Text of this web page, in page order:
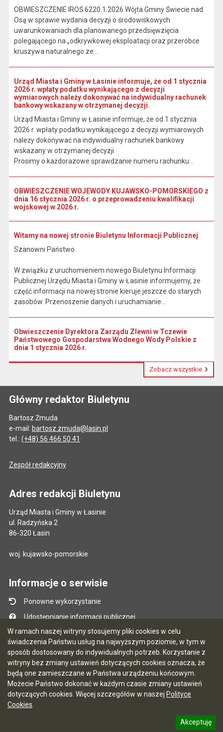
W ramach naszej witryny stosujemy pliki cookies w celu
świadczenia Państwu usług na najwyższym poziomie, w tym w
sposób dostosowany do indywidualnych potrzeb. Korzystanie z
witryny bez zmiany ustawień dotyczących cookies oznacza, że
będą one zamieszczane w Państwa urządzeniu końcowym.
Możecie Państwo dokonać w każdym czasie zmiany ustawień
dotyczących cookies. Więcej szczegółów w naszej Polityce
Cookies
Akceptuję
OBWIESZCZENIE IROŚ.6220.1.2026 Wójta Gminy Świecie nad
Osą w sprawie wydania decyzji o środowiskowych
uwarunkowaniach dla planowanego przedsięwzięcia
polegającego na „odkrywkowej eksploatacji oraz przeróbce
kruszywa naturalnego ze...
Urząd Miasta i Gminy w Łasinie informuje, że od 1 stycznia
2026 r. wpłaty podatku wynikającego z decyzji
wymiarowych należy dokonywać na indywidualny rachunek
bankowy wskazany w otrzymanej decyzji.
Urząd Miasta i Gminy w Łasinie informuje, że od 1 stycznia
2026 r. wpłaty podatku wynikającego z decyzji wymiarowych
należy dokonywać na indywidualny rachunek bankowy
wskazany w otrzymanej decyzji.
Prosimy o każdorazowe sprawdzanie numeru rachunku...
OBWIESZCZENIE WOJEWODY KUJAWSKO-POMORSKIEGO z
dnia 16 stycznia 2026 r. o przeprowadzeniu kwalifikacji
wojskowej w 2026 r.
Witamy na nowej stronie Biuletynu Informacji Publicznej
Szanowni Państwo.
W związku z uruchomieniem nowego Biuletynu Informacji
Publicznej Urzędu Miasta i Gminy w Łasinie informujemy, że
część informacji na nowej stronie kieruje jeszcze do starych
zasobów. Przenoszenie danych i uruchamianie...
Obwieszczenie Dyrektora Zarządu Zlewni w Tczewie
Państwowego Gospodarstwa Wodnego Wody Polskie z
dnia 1 stycznia 2026 r.
Zobacz wszystkie
Główny redaktor Biuletynu
Bartosz Żmuda
e-mail: bartosz.zmuda@lasin.pl
tel.: (+48) 56 466 50 41
Zespół redakcyjny
Adres redakcji Biuletynu
Urząd Miasta i Gminy w Łasinie
ul. Radzyńska 2
86-320 Łasin
woj. kujawsko-pomorskie
Informacje o serwisie
Ponowne wykorzystanie
Udostępnianie informacji publicznej
Mapa serwisu
Instrukcja obsługi
Statystyki oglądalności
Ostatnia aktualizacja BIP: 03.08.2026 13:09
CMS i hosting: Logonet Sp. z o.o. w Bydgoszczy